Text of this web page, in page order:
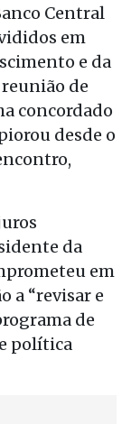
Central
em
e da
de
concordado
desde o
da
em
a “revisar e
de
política